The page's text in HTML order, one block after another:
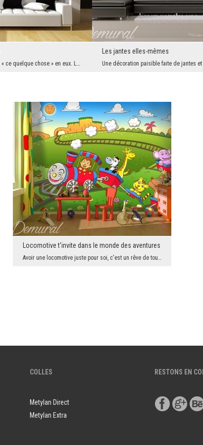
Les jantes elles-mêmes
Locomotive t'invite dans le monde des aventures
COLLES
Metylan Direct
Metylan Extra
RESTONS EN